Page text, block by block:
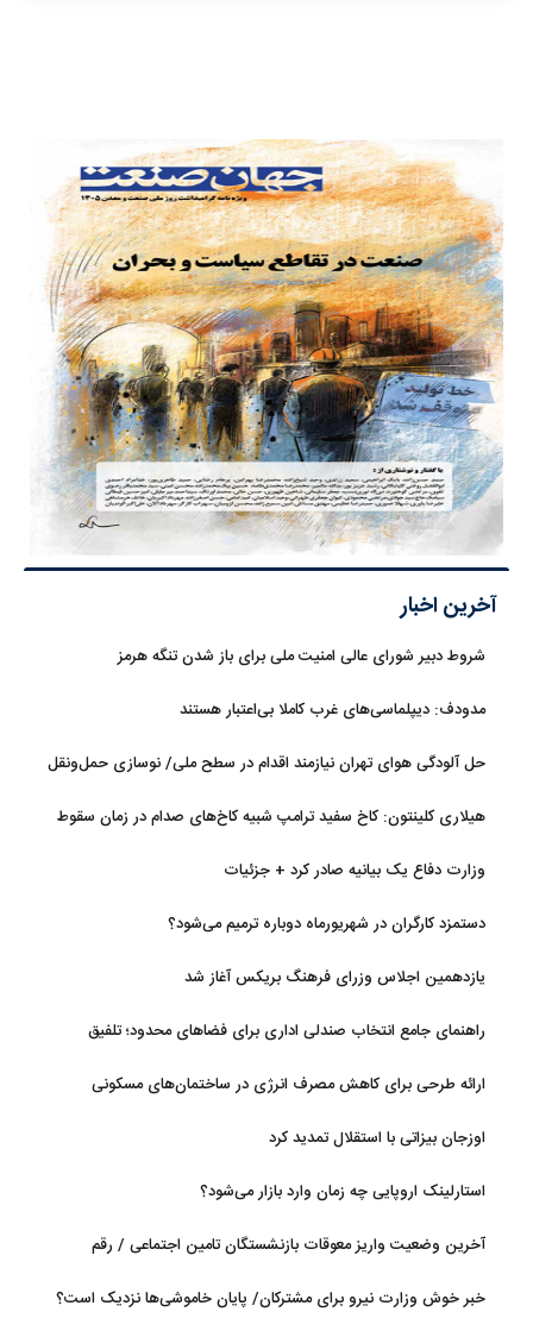
آخرین اخبار
شروط دبیر شورای عالی امنیت ملی برای باز شدن تنگه هرمز
مدودف: دیپلماسی‌های غرب کاملا بی‌اعتبار هستند
حل آلودگی هوای تهران نیازمند اقدام در سطح ملی/ نوسازی حمل‌ونقل
هیلاری کلینتون: کاخ سفید ترامپ شبیه کاخ‌های صدام در زمان سقوط
وزارت دفاع یک بیانیه صادر کرد + جزئیات
دستمزد کارگران در شهریورماه دوباره ترمیم می‌شود؟
یازدهمین اجلاس وزرای فرهنگ بریکس آغاز شد
راهنمای جامع انتخاب صندلی اداری برای فضاهای محدود؛ تلفیق
ارائه طرحی برای کاهش مصرف انرژی در ساختمان‌های مسکونی
اوزجان بیزاتی با استقلال تمدید کرد
استارلینک اروپایی چه زمان وارد بازار می‌شود؟
آخرین وضعیت واریز معوقات بازنشستگان تامین اجتماعی / رقم
خبر خوش وزارت نیرو برای مشترکان/ پایان خاموشی‌ها نزدیک است؟